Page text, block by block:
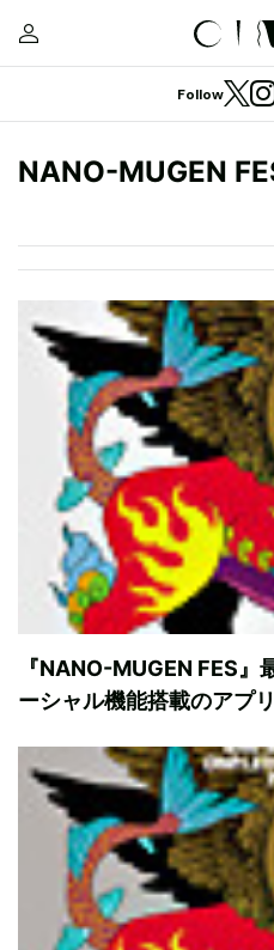
Follow
NANO-MUGEN
『NANO-MUGEN FES
ーシャル機能搭載のアプ